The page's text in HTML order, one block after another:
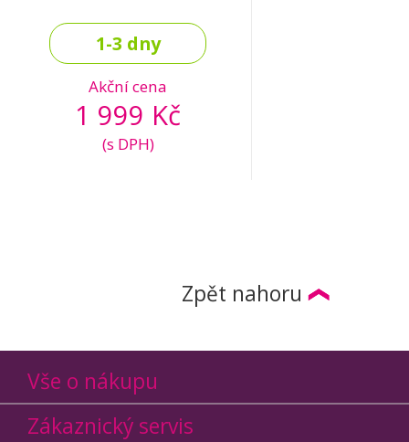
1-3 dny
Akční cena
1 999 Kč
(s DPH)
Zpět nahoru
Vše o nákupu
Zákaznický servis